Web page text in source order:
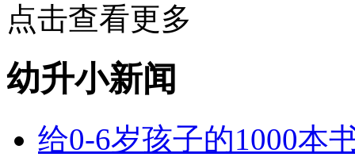
点击查看更多
幼升小新闻
给0-6岁孩子的1000本